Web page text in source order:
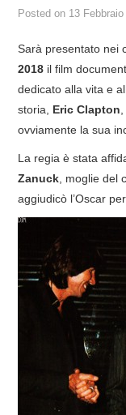
THE LUNATICS
SYD BARRETT – ALLE
DELL’ALBA
FANZINE
COVER & TRIBUTI
DISCOGRAFIA
LINKS
RELICS – SFALCI E
Posted on 13 Febbraio
Sarà presentato nei
2018 il film
dedicato alla vita e
storia, Eric Clapton
ovviamente la sua
La regia è stata
Zanuck , moglie del
aggiudicò l’Oscar